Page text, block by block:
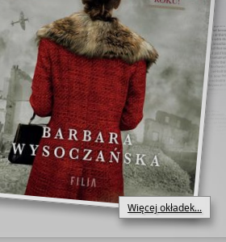
Więcej okładek...